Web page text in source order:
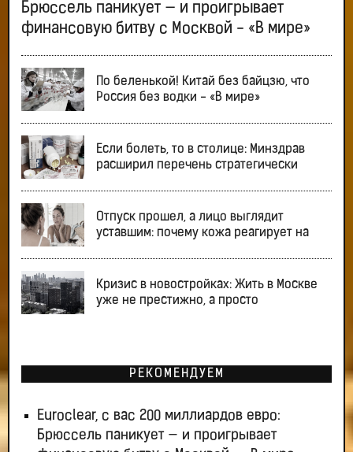
Брюссель паникует — и проигрывает
финансовую битву с Москвой - «В мире»
По беленькой! Китай без байцзю, что
Россия без водки - «В мире»
Если болеть, то в столице: Минздрав
расширил перечень стратегически
Отпуск прошел, а лицо выглядит
уставшим: почему кожа реагирует на
Кризис в новостройках: Жить в Москве
уже не престижно, а просто
РЕКОМЕНДУЕМ
Euroclear, с вас 200 миллиардов евро:
Брюссель паникует — и проигрывает